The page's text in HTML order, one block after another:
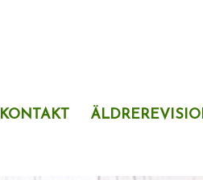
KONTAKT